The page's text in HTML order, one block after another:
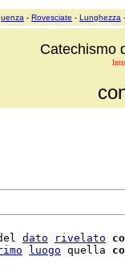
- Rovesciate - Lunghezza -
Catechismo
dato rivelato
luogo quella